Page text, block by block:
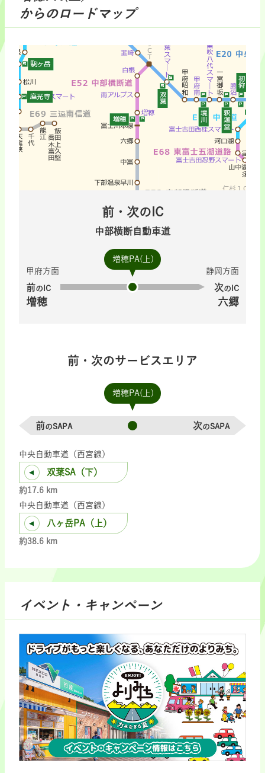
からのロードマップ
前・次のIC
中部横断自動車道
増穂PA(上)
甲府方面
前のIC
増穂
静岡方面
次のIC
六郷
前・次のサービスエリア
増穂PA(上)
前のSAPA 次のSAPA
中央自動車道（西宮線）
双葉SA（下）
約17.6 km
中央自動車道（西宮線）
八ヶ岳PA（上）
約38.6 km
イベント・キャンペーン